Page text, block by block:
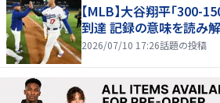
【MLB】大谷翔平「300-
到達 記録の意味を読み解
2026/07/10 17:26話題の投稿